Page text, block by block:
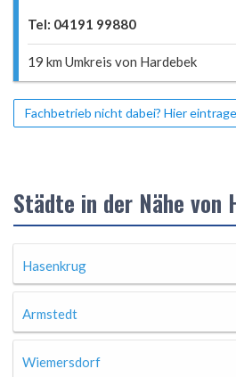
Tel: 04191 99880
19 km Umkreis von Hardebek
Fachbetrieb nicht dabei? Hier
Städte in der Nähe von
Hasenkrug
Armstedt
Wiemersdorf